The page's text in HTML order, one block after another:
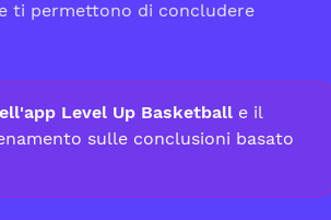
ti permettono di concludere
Level Up Basketball e il
sulle conclusioni basato